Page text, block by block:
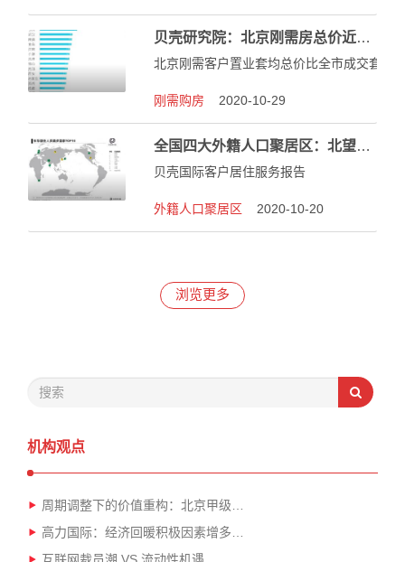
贝壳研究院：北京刚需房总价近五倍于沈阳
北京刚需客户置业套均总价比全市成交套均
刚需购房 2020-10-29
全国四大外籍人口聚居区：北望京、南蛇口、东徐家汇、西桐梓林
贝壳国际客户居住服务报告
外籍人口聚居区 2020-10-20
浏览更多
机构观点
周期调整下的价值重构：北京甲级…
高力国际：经济回暖积极因素增多…